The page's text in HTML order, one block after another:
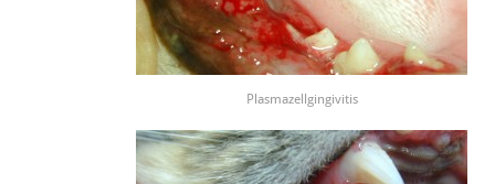
Plasmazellgingivitis